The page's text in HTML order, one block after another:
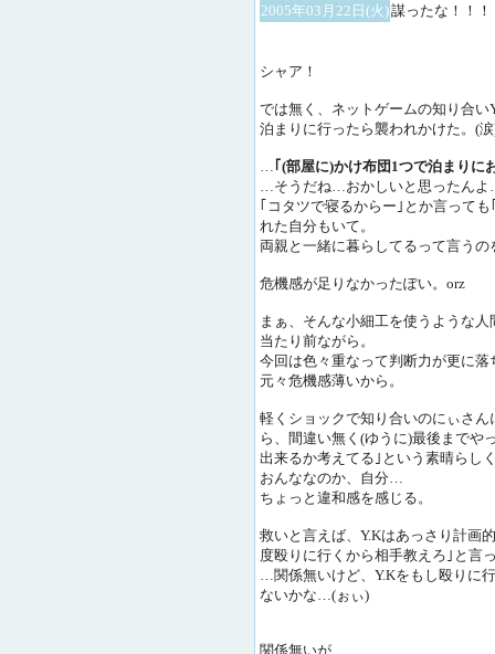
2005年03月22日(火)謀ったな！！！
シャア！
では無く、ネットゲームの知り合い
泊まりに行ったら襲われかけた。(
…｢(部屋に)かけ布団1つで泊まりに
…そうだね…おかしいと思ったん
｢コタツで寝るからー｣とか言って
れた自分もいて。
両親と一緒に暮らしてるって言うの
危機感が足りなかったぽい。orz
まぁ、そんな小細工を使うような人
当たり前ながら。
今回は色々重なって判断力が更に
元々危機感薄いから。
軽くショックで知り合いのにぃさ
ら、間違い無く(ゆうに)最後までや
出来るか考えてる｣という素晴らし
おんななのか、自分…
ちょっと違和感を感じる。
救いと言えば、Y.Kはあっさり計画
度殴りに行くから相手教えろ｣と言
…関係無いけど、Y.Kをもし殴りに
ないかな…(ぉぃ)
関係無いが